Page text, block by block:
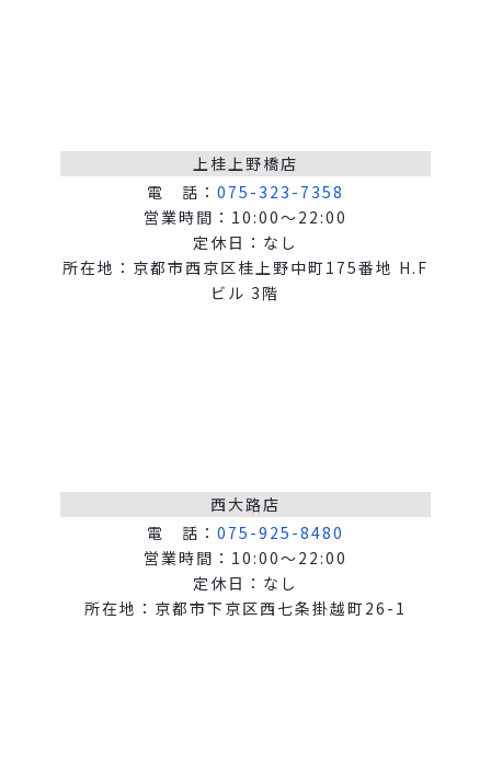
上桂上野橋店
電 話： 075-323-7358
営業時間：10:00～22:00
定休日：なし
所在地：京都市西京区桂上野中町175番地 H.F
ビル 3階
西大路店
電 話： 075-925-8480
営業時間：10:00～22:00
定休日：なし
所在地：京都市下京区西七条掛越町26-1